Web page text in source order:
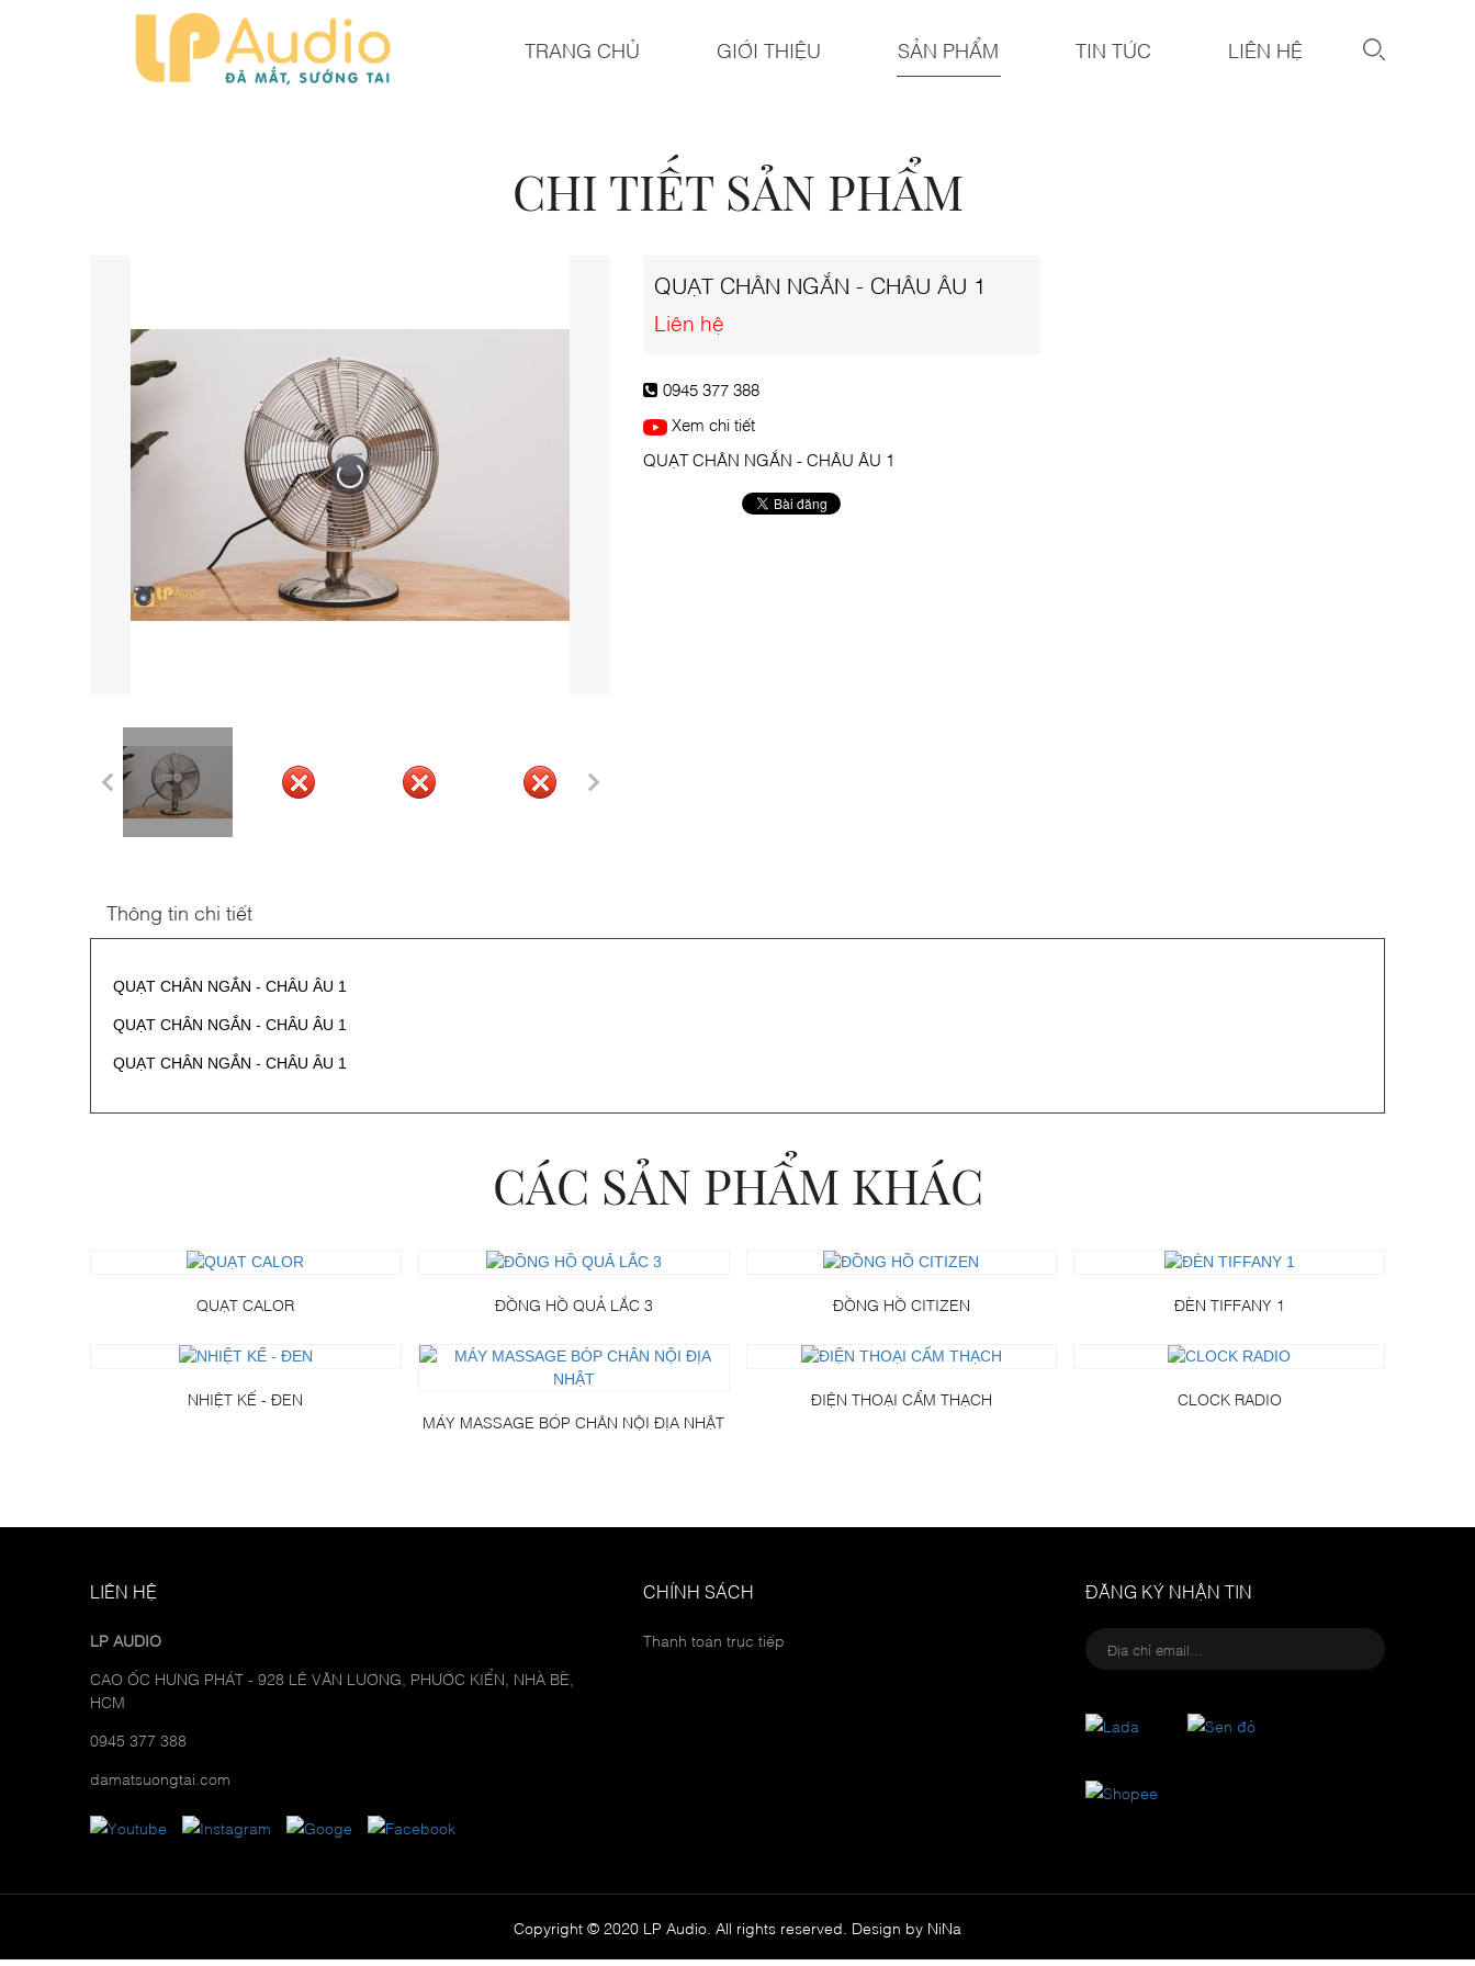
TRANG CHỦ GIỚI THIỆU SẢN PHẨM TIN TỨC LIÊN HỆ
CHI TIẾT SẢN PHẨM
QUẠT CHÂN NGẮN - CHÂU ÂU 1
Liên hệ
0945 377 388
Xem chi tiết
QUẠT CHÂN NGẮN - CHÂU ÂU 1
Thông tin chi tiết
QUẠT CHÂN NGẮN - CHÂU ÂU 1
QUẠT CHÂN NGẮN - CHÂU ÂU 1
QUẠT CHÂN NGẮN - CHÂU ÂU 1
CÁC SẢN PHẨM KHÁC
QUẠT CALOR ĐỒNG HỒ QUẢ LẮC 3 ĐỒNG HỒ CITIZEN ĐÈN TIFFANY 1
NHIỆT KẾ - ĐEN
MÁY MASSAGE BÓP CHÂN NỘI ĐỊA NHẬT
ĐIỆN THOẠI CẨM THẠCH CLOCK RADIO
LIÊN HỆ
LP AUDIO
CAO ỐC HƯNG PHÁT - 928 LÊ VĂN LƯƠNG, PHƯỚC KIỂN, NHÀ BÈ,
HCM
0945 377 388
damatsuongtai.com
CHÍNH SÁCH
Thanh toán trực tiếp
ĐĂNG KÝ NHẬN TIN
Copyright © 2020 LP Audio . All rights reserved. Design by NiNa